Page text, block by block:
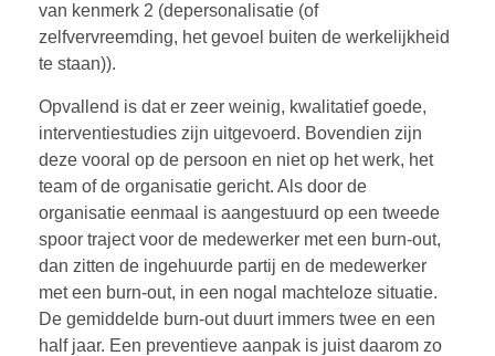
van kenmerk 2 (depersonalisatie (of
zelfvervreemding, het gevoel buiten de werkelijkheid
te staan)).
Opvallend is dat er zeer weinig, kwalitatief goede,
interventiestudies zijn uitgevoerd. Bovendien zijn
deze vooral op de persoon en niet op het werk, het
team of de organisatie gericht. Als door de
organisatie eenmaal is aangestuurd op een tweede
spoor traject voor de medewerker met een burn-out,
dan zitten de ingehuurde partij en de medewerker
met een burn-out, in een nogal machteloze situatie.
De gemiddelde burn-out duurt immers twee en een
half jaar. Een preventieve aanpak is juist daarom zo